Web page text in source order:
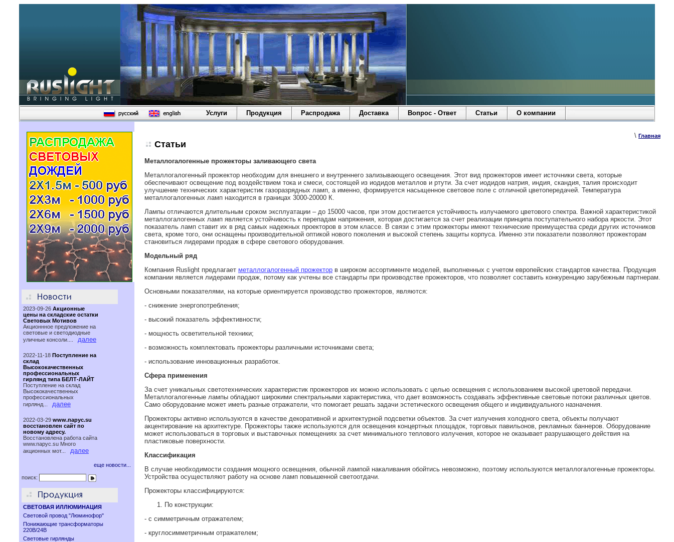
Услуги Продукция Распродажа Доставка Вопрос - Ответ Статьи О компании
2023-09-26 Акционные
цены на складские остатки
Световых Мотивов
Акционнное предложение на
световые и светодиодные
уличные консоли....
далее
2022-11-18 Поступление на
склад
Высококачественных
профессиональных
гирлянд типа БЕЛТ-ЛАЙТ
Поступление на склад
Высококачественных
профессиональных
гирлянд...
далее
2022-03-29 www.парус.su
восстановлен сайт по
новому адресу.
Восстановлена работа сайта
www.паруc.su Много
акционных мот...
далее
еще новости...
поиск:
СВЕТОВАЯ ИЛЛЮМИНАЦИЯ
Световой провод "Люминофор"
Понижающие трансформаторы
220В/24В
Световые гирлянды
\ Главная
Статьи
Металлогалогенные прожекторы заливающего света
Металлогалогенный прожектор необходим для внешнего и внутреннего зализывающего освещения. Этот вид прожекторов имеет источники света, которые
обеспечивают освещение под воздействием тока и смеси, состоящей из иодидов металлов и ртути. За счет иодидов натрия, индия, скандия, талия происходит
улучшение технических характеристик газоразрядных ламп, а именно, формируется насыщенное световое поле с отличной цветопередачей. Температура
металлогалогенных ламп находится в границах 3000-20000 К.
Лампы отличаются длительным сроком эксплуатации – до 15000 часов, при этом достигается устойчивость излучаемого цветового спектра. Важной характеристикой
металлогалогенных ламп является устойчивость к перепадам напряжения, которая достигается за счет реализации принципа поступательного набора яркости. Этот
показатель ламп ставит их в ряд самых надежных проекторов в этом классе. В связи с этим прожекторы имеют технические преимущества среди других источников
света, кроме того, они оснащены производительной оптикой нового поколения и высокой степень защиты корпуса. Именно эти показатели позволяют прожекторам
становиться лидерами продаж в сфере светового оборудования.
Модельный ряд
Компания Ruslight предлагает металлогалогенный прожектор в широком ассортименте моделей, выполненных с учетом европейских стандартов качества. Продукция
компании является лидерами продаж, потому как учтены все стандарты при производстве прожекторов, что позволяет составить конкуренцию зарубежным партнерам.
Основными показателями, на которые ориентируется производство прожекторов, являются:
- снижение энергопотребления;
- высокий показатель эффективности;
- мощность осветительной техники;
- возможность комплектовать прожекторы различными источниками света;
- использование инновационных разработок.
Сфера применения
За счет уникальных светотехнических характеристик прожекторов их можно использовать с целью освещения с использованием высокой цветовой передачи.
Металлогалогенные лампы обладают широкими спектральными характеристика, что дает возможность создавать эффективные световые потоки различных цветов.
Само оборудование может иметь разные отражатели, что помогает решать задачи эстетического освещения общего и индивидуального назначения.
Прожекторы активно используются в качестве декоративной и архитектурной подсветки объектов. За счет излучения холодного света, объекты получают
акцентирование на архитектуре. Прожекторы также используются для освещения концертных площадок, торговых павильонов, рекламных баннеров. Оборудование
может использоваться в торговых и выставочных помещениях за счет минимального теплового излучения, которое не оказывает разрушающего действия на
пластиковые поверхности.
Классификация
В случае необходимости создания мощного освещения, обычной лампой накаливания обойтись невозможно, поэтому используются металлогалогенные прожекторы.
Устройства осуществляют работу на основе ламп повышенной светоотдачи.
Прожекторы классифицируются:
По конструкции:
- с симметричным отражателем;
- круглосимметричным отражателем;